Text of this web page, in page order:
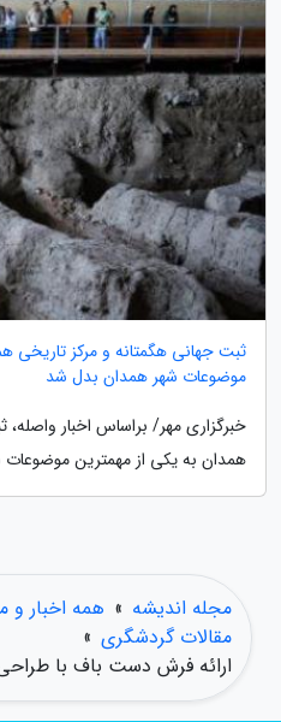
ثبت جهانی هگمتانه و مرکز تاریخی
موضوعات شهر همدان بدل شد
خبرگزاری مهر/ براساس اخبار
همدان به یکی از مهمترین
مجله اندیشه » همه اخبار و
مقالات گردشگری »
ارائه فرش دست باف با